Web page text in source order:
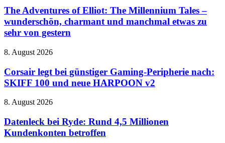
mit
Schrottkarren
of
The
Millennium
–
charmant
und
etwas
sehr
von
gestern
The Adventures of Elliot: The Millennium Tales –
wunderschön, charmant und manchmal etwas zu
sehr von gestern
Corsair
bei
günstiger
Gaming-
nach:
100
und
8. August 2026
Corsair legt bei günstiger Gaming-Peripherie nach:
SKIFF 100 und neue HARPOON v2
Datenleck
Ryde:
Rund
4,5
8. August 2026
Datenleck bei Ryde: Rund 4,5 Millionen
Kundenkonten betroffen